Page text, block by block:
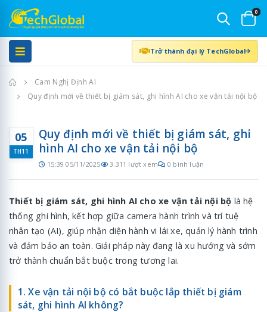
0
Trở thành đại lý TechGlobal
Trang chủCam Nghị Định AI
Quy định mới về thiết bị giám sát, ghi hình AI cho xe vận tải nội bộ
05
TH11
Quy định mới về thiết bị giám sát, ghi
hình AI cho xe vận tải nội bộ
15:39 05/11/2025 3.311 lượt xem 0 bình luận
Thiết bị giám sát, ghi hình AI cho xe vận tải nội bộ là hệ
thống ghi hình, kết hợp giữa camera hành trình và trí tuệ
nhân tạo (AI), giúp nhận diện hành vi lái xe, quản lý hành trình
và đảm bảo an toàn. Giải pháp này đang là xu hướng và sớm
trở thành chuẩn bắt buộc trong tương lai.
1. Xe vận tải nội bộ có bắt buộc lắp thiết bị giám
sát, ghi hình AI không?